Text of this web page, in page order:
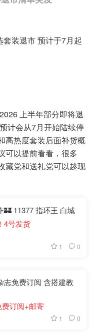
装退市 预计于7月起
上半年部分即将退
计会从7月开始陆续停
高热度套装后面补货概
可以提前看看，很多
藏党和送礼党可以趁现
🏰 11377 指环王 白城
4号发货
1 0
志免费订阅 含搭建教
订阅+邮寄
1 0